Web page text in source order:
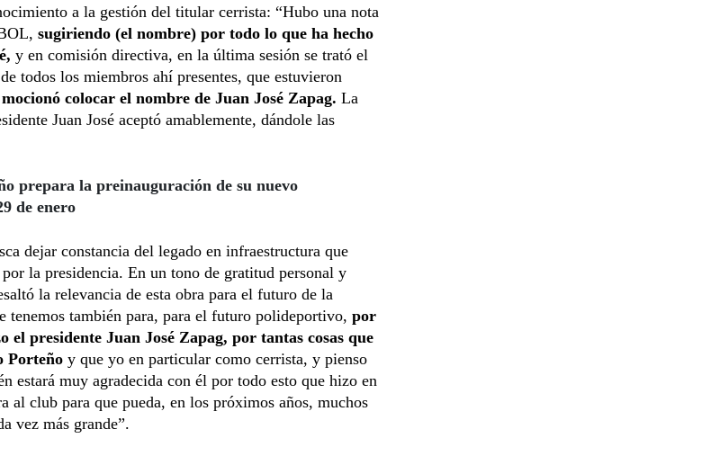
a la gestión del titular cerrista: “Hubo una nota
sugiriendo (el nombre) por todo lo que ha hecho
y en comisión directiva, en la última sesión se trató el
todos los miembros ahí presentes, que estuvieron
mocionó colocar el nombre de Juan José Zapag. La
Juan José aceptó amablemente, dándole las
prepara la preinauguración de su nuevo
de enero
dejar constancia del legado en infraestructura que
por la presidencia. En un tono de gratitud personal y
la relevancia de esta obra para el futuro de la
tenemos también para, para el futuro polideportivo, por
el presidente Juan José Zapag, por tantas cosas que
Porteño y que yo en particular como cerrista, y pienso
estará muy agradecida con él por todo esto que hizo en
al club para que pueda, en los próximos años, muchos
vez más grande”.